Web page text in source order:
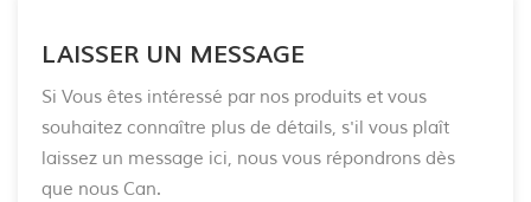
LAISSER UN MESSAGE
Si Vous êtes intéressé par nos produits et vous
souhaitez connaître plus de détails, s'il vous plaît
laissez un message ici, nous vous répondrons dès
que nous Can.